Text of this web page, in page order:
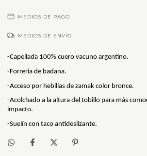
MEDIOS DE PAGO
MEDIOS DE ENVÍO
-Capellada 100% cuero vacuno argentino.
-Forreria de badana.
-Acceso por hebillas de zamak color bronce.
-Acolchado a la altura del tobillo para más
impacto.
-Suelín con taco antideslizante.